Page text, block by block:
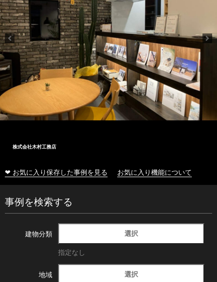
内橋電工株式会社
❤ お気に入り保存した事例を見る お気に入り機能について
事例を検索する
建物分類 選択
指定なし
地域 選択